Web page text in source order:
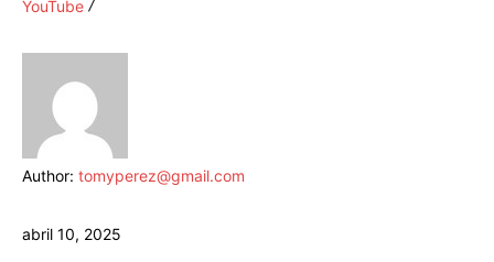
YouTube
Author: tomyperez@gmail.com
abril 10, 2025